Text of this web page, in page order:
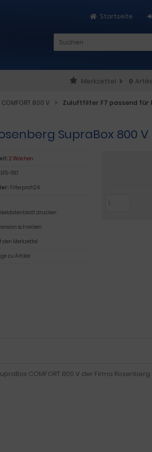
Startseite
Merkzettel 0
800 V Zuluftfilter F7 passend für
SupraBox 800 V
2 Wochen
EFS-1187
Filterprofi24
drucken
schreiben
zu Artikel
COMFORT 800 V der Firma Rosenberg.